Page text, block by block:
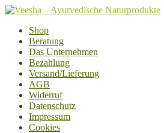
Zur
springen
Zum
springenShop
Beratung
Das Unternehmen
Bezahlung
Versand/Lieferung
AGB
Widerruf
Datenschutz
Impressum
Cookies